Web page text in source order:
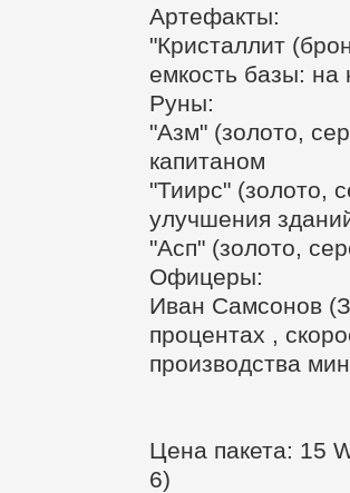
Артефакты:
"Кристаллит
емкость базы: на
Руны:
"Азм" (золото,
капитаном
"Тиирс" (золото,
улучшения
"Асп" (золото,
Офицеры:
Иван Самсонов
процентах ,
производства
Цена пакета: 15
6)